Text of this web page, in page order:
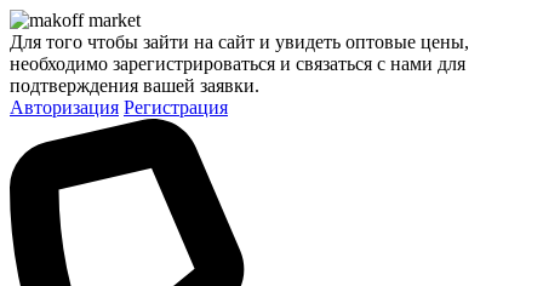
Для того чтобы зайти на сайт и увидеть оптовые цены,
необходимо зарегистрироваться и связаться с нами для
подтверждения вашей заявки.
Авторизация Регистрация